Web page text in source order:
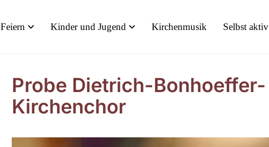
Feiern Kinder und Jugend Kirchenmusik Selbst aktiv
Probe Dietrich-Bonhoeffer-
Kirchenchor